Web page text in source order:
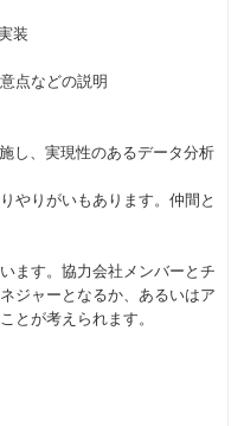
装
点などの説明
し、実現性のあるデータ分析
やりがいもあります。仲間と
ます。協力会社メンバーとチ
ジャーとなるか、あるいはア
とが考えられます。